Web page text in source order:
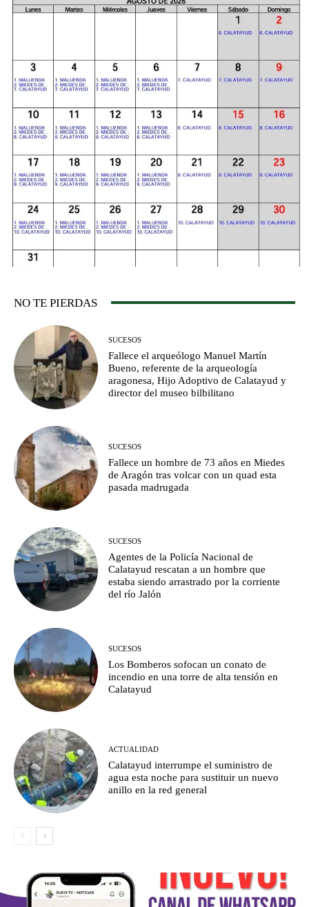
NO TE PIERDAS
SUCESOS
Fallece el arqueólogo Manuel Martín
Bueno, referente de la arqueología
aragonesa, Hijo Adoptivo de Calatayud y
director del museo bilbilitano
SUCESOS
Fallece un hombre de 73 años en Miedes
de Aragón tras volcar con un quad esta
pasada madrugada
SUCESOS
Agentes de la Policía Nacional de
Calatayud rescatan a un hombre que
estaba siendo arrastrado por la corriente
del río Jalón
SUCESOS
Los Bomberos sofocan un conato de
incendio en una torre de alta tensión en
Calatayud
ACTUALIDAD
Calatayud interrumpe el suministro de
agua esta noche para sustituir un nuevo
anillo en la red general